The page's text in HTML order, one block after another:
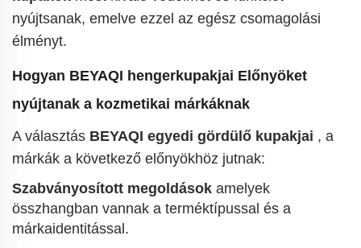
nyújtsanak, emelve ezzel az egész csomagolási
élményt.
Hogyan BEYAQI hengerkupakjai Előnyöket
nyújtanak a kozmetikai márkáknak
A választás BEYAQI egyedi gördülő kupakjai , a
márkák a következő előnyökhöz jutnak:
Szabványosított megoldások amelyek
összhangban vannak a terméktípussal és a
márkaidentitással.